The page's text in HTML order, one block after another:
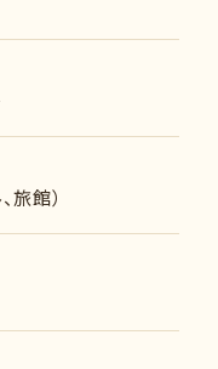
旅館）